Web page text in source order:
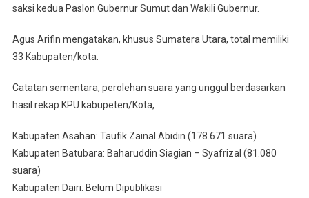
2024
saksi kedua Paslon Gubernur Sumut dan Wakili Gubernur.
Agus Arifin mengatakan, khusus Sumatera Utara, total memiliki
33 Kabupaten/kota.
Catatan sementara, perolehan suara yang unggul berdasarkan
hasil rekap KPU kabupeten/Kota,
Kabupaten Asahan: Taufik Zainal Abidin (178.671 suara)
Kabupaten Batubara: Baharuddin Siagian – Syafrizal (81.080
suara)
Kabupaten Dairi: Belum Dipublikasi